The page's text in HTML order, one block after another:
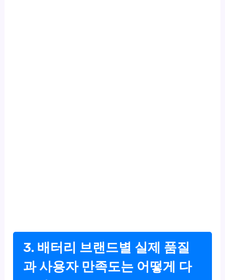
3. 배터리 브랜드별 실제 품질
과 사용자 만족도는 어떻게 다